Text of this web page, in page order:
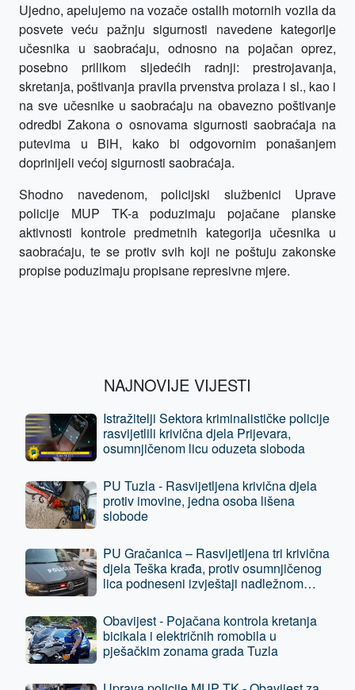
Ujedno, apelujemo na vozače ostalih motornih vozila da
posvete veću pažnju sigurnosti navedene kategorije
učesnika u saobraćaju, odnosno na pojačan oprez,
posebno prilikom sljedećih radnji: prestrojavanja,
skretanja, poštivanja pravila prvenstva prolaza i sl., kao i
na sve učesnike u saobraćaju na obavezno poštivanje
odredbi Zakona o osnovama sigurnosti saobraćaja na
putevima u BiH, kako bi odgovornim ponašanjem
doprinijeli većoj sigurnosti saobraćaja.
Shodno navedenom, policijski službenici Uprave
policije MUP TK-a poduzimaju pojačane planske
aktivnosti kontrole predmetnih kategorija učesnika u
saobraćaju, te se protiv svih koji ne poštuju zakonske
propise poduzimaju propisane represivne mjere.
NAJNOVIJE VIJESTI
Istražitelji Sektora kriminalističke policije
rasvijetlili krivična djela Prijevara,
osumnjičenom licu oduzeta sloboda
PU Tuzla - Rasvijetljena krivična djela
protiv imovine, jedna osoba lišena
slobode
PU Gračanica – Rasvijetljena tri krivična
djela Teška krađa, protiv osumnjičenog
lica podneseni izvještaji nadležnom
Obavijest - Pojačana kontrola kretanja
bicikala i električnih romobila u
pješačkim zonama grada Tuzla